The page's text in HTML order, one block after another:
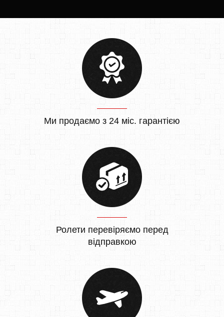
Ми продаємо з 24 міс. гарантією
Ролети перевіряємо перед
відправкою